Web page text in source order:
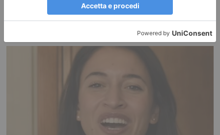
POLITICA Leggi l’articolo su L’identità: Buongiorno Elly Leggi qui le